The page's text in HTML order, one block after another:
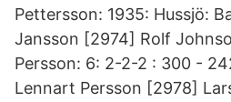
Pettersson: 1935: Hussjö:
Jansson [2974] Rolf
Persson: 6: 2-2-2 : 300 -
Lennart Persson [2978]